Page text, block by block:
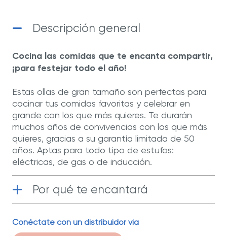
Descripción general
Cocina las comidas que te encanta compartir,
¡para festejar todo el año!
Estas ollas de gran tamaño son perfectas para
cocinar tus comidas favoritas y celebrar en
grande con los que más quieres. Te durarán
muchos años de convivencias con los que más
quieres, gracias a su garantía limitada de 50
años. Aptas para todo tipo de estufas:
eléctricas, de gas o de inducción.
Por qué te encantará
Acero inoxidable grado quirúrgico
Fabricadas con acero inoxidable grado
Conéctate con un distribuidor vía